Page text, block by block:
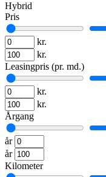
Hybrid
Pris
kr.
kr.
Leasingpris (pr. md.)
kr.
kr.
Årgang
år
år
Kilometer